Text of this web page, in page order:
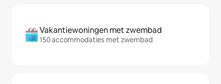
Vakantiewoningen met zwembad
150 accommodaties met zwembad